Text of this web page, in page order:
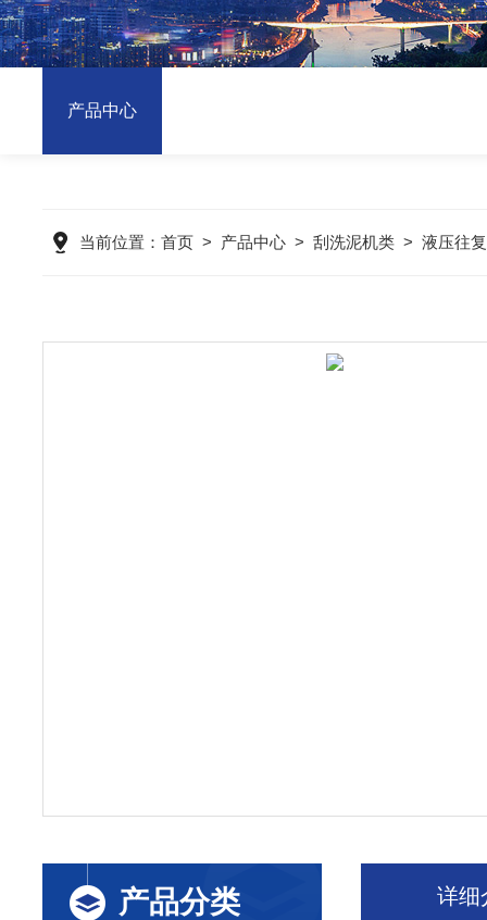
产品中心
当前位置： 首页 > 产品中心 > 刮洗泥机类 > 液压往
产品分类 详细